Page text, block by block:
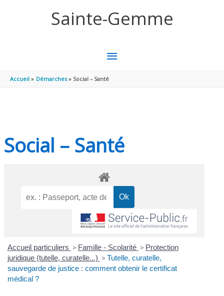
Sainte-Gemme
MENU
PRINCIPAL
Accueil Démarches Social – Santé
Social – Santé
Accueil particuliers > Famille - Scolarité > Protection
juridique (tutelle, curatelle...) > Tutelle, curatelle,
sauvegarde de justice : comment obtenir le certificat
médical ?